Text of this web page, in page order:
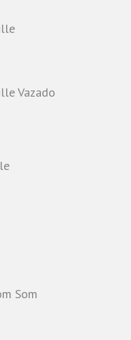
Vazado
Som